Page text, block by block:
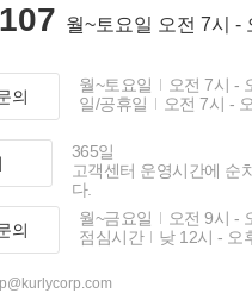
월~토요일 오전 7시 -
의
월~토요일
오전 7시 -
일/공휴일
오전 7시 -
365일
고객센터 운영시간에 순
다.
의
월~금요일
오전 9시 -
점심시간
낮 12시 - 오